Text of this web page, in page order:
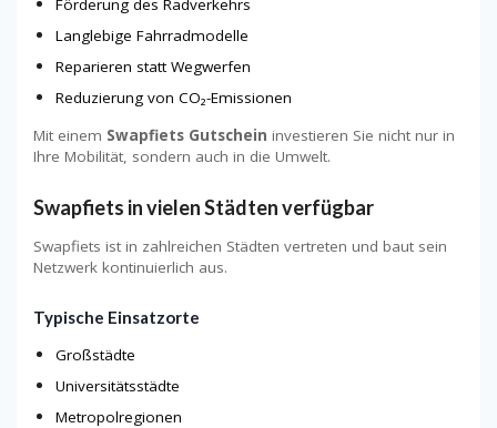
Langlebige Fahrradmodelle
Reparieren statt Wegwerfen
Reduzierung von CO₂-Emissionen
Mit einem Swapfiets Gutschein investieren Sie nicht nur in
Ihre Mobilität, sondern auch in die Umwelt.
Swapfiets in vielen Städten verfügbar
Swapfiets ist in zahlreichen Städten vertreten und baut sein
Netzwerk kontinuierlich aus.
Typische Einsatzorte
Großstädte
Universitätsstädte
Metropolregionen